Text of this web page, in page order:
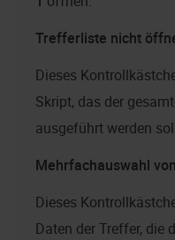
Trefferliste nicht
Dieses
Skript, das der
ausgeführt werden
Mehrfachauswahl
Dieses
Daten der Treffer, die